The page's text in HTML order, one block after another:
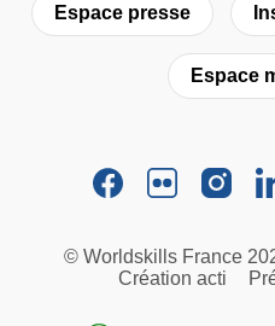
Espace presse
Espace
© Worldskills France
Création acti